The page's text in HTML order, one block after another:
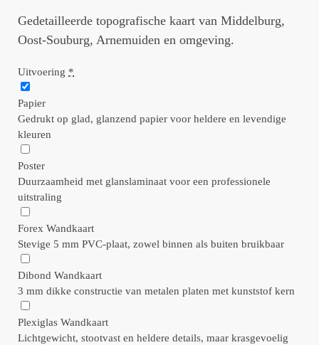
Gedetailleerde topografische kaart van Middelburg,
Oost-Souburg, Arnemuiden en omgeving.
Uitvoering *
Papier
Gedrukt op glad, glanzend papier voor heldere en levendige
kleuren
Poster
Duurzaamheid met glanslaminaat voor een professionele
uitstraling
Forex Wandkaart
Stevige 5 mm PVC-plaat, zowel binnen als buiten bruikbaar
Dibond Wandkaart
3 mm dikke constructie van metalen platen met kunststof kern
Plexiglas Wandkaart
Lichtgewicht, stootvast en heldere details, maar krasgevoelig